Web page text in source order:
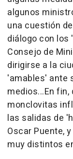
algunos
una cuestión
diálogo con los
Consejo de
dirigirse a la
'amables' ante
medios...En
monclovitas
las salidas de
Oscar Puente,
muy distintos